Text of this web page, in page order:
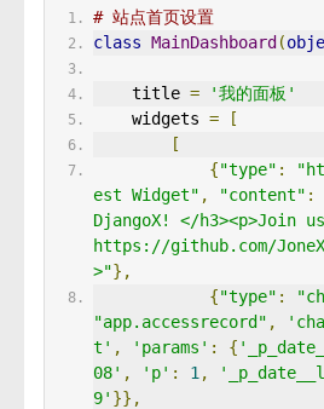
# 站点首页设置
class MainDashboard(
    title
=
'我的面板'
    widgets
=
[
[
{"type" :
est Widget" , "content" :
DjangoX! </h3><p>Join
https://github.com/
>"},
{"type" :
"app.accessrecord" ,
t' , 'params' : {
08' , 'p' : 1 ,
9' }},